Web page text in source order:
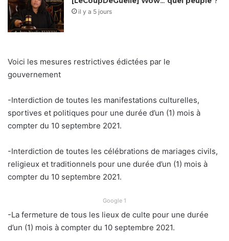
il y a 5 jours
Voici les mesures restrictives édictées par le
gouvernement
-Interdiction de toutes les manifestations culturelles,
sportives et politiques pour une durée d’un (1) mois à
compter du 10 septembre 2021.
-Interdiction de toutes les célébrations de mariages civils,
religieux et traditionnels pour une durée d’un (1) mois à
compter du 10 septembre 2021.
Google 1
-La fermeture de tous les lieux de culte pour une durée
d’un (1) mois à compter du 10 septembre 2021.